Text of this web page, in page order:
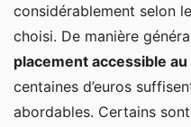
Garanties
frais à étudier
Gestion pilotée, un
considérablement selon
choisi. De manière
placement accessible
centaines d’euros
abordables. Certains